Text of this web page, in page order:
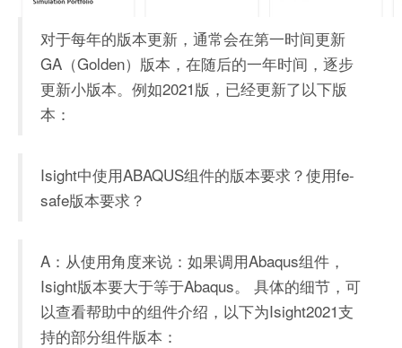
对于每年的版本更新，通常会在第一时间更新
GA（Golden）版本，在随后的一年时间，逐步
更新小版本。例如2021版，已经更新了以下版
本：
Isight中使用ABAQUS组件的版本要求？使用fe-
safe版本要求？
A：从使用角度来说：如果调用Abaqus组件，
Isight版本要大于等于Abaqus。
具体的细节，可
以查看帮助中的组件介绍，以下为Isight2021支
持的部分组件版本：